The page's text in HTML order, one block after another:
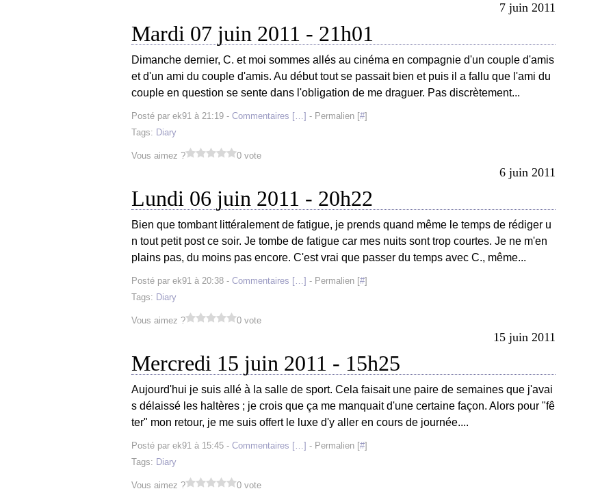
7 juin 2011
Mardi 07 juin 2011 - 21h01
Dimanche dernier, C. et moi sommes allés au cinéma en compagnie d'un couple d'amis
et d'un ami du couple d'amis. Au début tout se passait bien et puis il a fallu que l'ami du
couple en question se sente dans l'obligation de me draguer. Pas discrètement...
Posté par ek91 à 21:19 - Commentaires […] - Permalien [#]
Tags: Diary
Vous aimez ? 0 vote
6 juin 2011
Lundi 06 juin 2011 - 20h22
Bien que tombant littéralement de fatigue, je prends quand même le temps de rédiger u
n tout petit post ce soir. Je tombe de fatigue car mes nuits sont trop courtes. Je ne m'en
plains pas, du moins pas encore. C'est vrai que passer du temps avec C., même...
Posté par ek91 à 20:38 - Commentaires […] - Permalien [#]
Tags: Diary
Vous aimez ? 0 vote
15 juin 2011
Mercredi 15 juin 2011 - 15h25
Aujourd'hui je suis allé à la salle de sport. Cela faisait une paire de semaines que j'avai
s délaissé les haltères ; je crois que ça me manquait d'une certaine façon. Alors pour "fê
ter" mon retour, je me suis offert le luxe d'y aller en cours de journée....
Posté par ek91 à 15:45 - Commentaires […] - Permalien [#]
Tags: Diary
Vous aimez ? 0 vote